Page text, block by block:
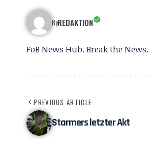
ByREDAKTION
FoB News Hub. Break the News.
PREVIOUS ARTICLE
Starmers letzter Akt